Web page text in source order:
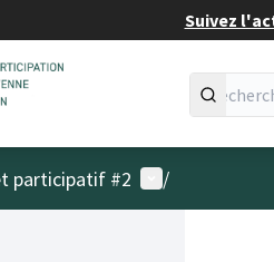
Suivez
participatif #2 Menu utilisateur
/